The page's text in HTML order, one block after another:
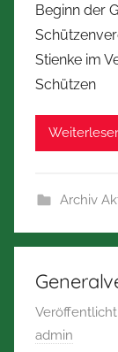
Beginn der
Stienke im
Schützen
Archiv
admin